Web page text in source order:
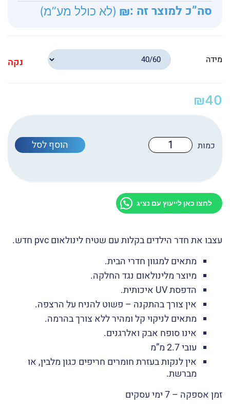
עד
סה”כ למוצר זה :₪ (לא כולל מע”מ)
מידה נקה
₪40
כמות
של
סי
S-
1008
הוסף לסל
לחצו כאן לייעוץ עם נציג
עצבו את חדר הילדים בקלות עם שטיח לינולאום pvc חדש.
מתאים למגוון חדרי הבית.
מיוצר מלינולאום נגד החלקה.
הדפסת UV איכותית.
אין צורך בהתקנה – פשוט להניח על הרצפה.
מתאים לניקוי קל ומהיר ללא צורך בהרמה.
אינו סופח אבק ואלרגנים.
עובי 2.7 מ”מ
אין לנקות בעזרת חומרים חריפים כגון מלבין, או
מברשת.
זמן אספקה – 7 ימי עסקים